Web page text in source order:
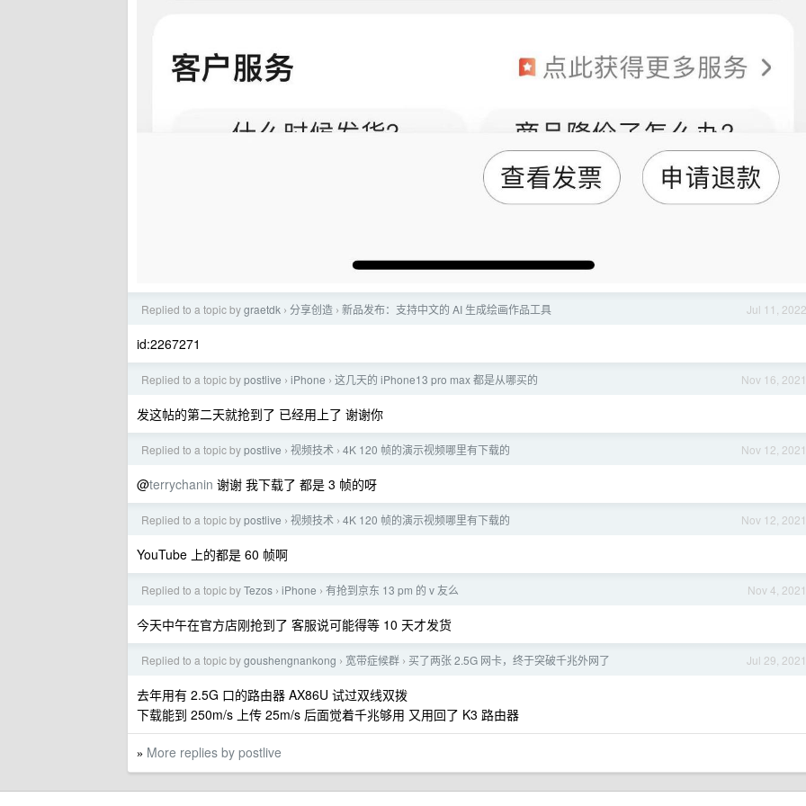
Jul 11, 2022
Replied to a topic bygraetdk › 分享创造 › 新品发布：支持中文的 AI 生成绘画作品工具
id:2267271
Nov 16, 2021
Replied to a topic bypostlive › iPhone › 这几天的 iPhone13 pro max 都是从哪买的
发这帖的第二天就抢到了 已经用上了 谢谢你
Nov 12, 2021
Replied to a topic bypostlive › 视频技术 › 4K 120 帧的演示视频哪里有下载的
@terrychanin 谢谢 我下载了 都是 3 帧的呀
Nov 12, 2021
Replied to a topic bypostlive › 视频技术 › 4K 120 帧的演示视频哪里有下载的
YouTube 上的都是 60 帧啊
Nov 4, 2021
Replied to a topic byTezos › iPhone › 有抢到京东 13 pm 的 v 友么
今天中午在官方店刚抢到了 客服说可能得等 10 天才发货
Jul 29, 2021
Replied to a topic bygoushengnankong › 宽带症候群 › 买了两张 2.5G 网卡，终于突破千兆外网了
去年用有 2.5G 口的路由器 AX86U 试过双线双拨
下载能到 250m/s 上传 25m/s 后面觉着千兆够用 又用回了 K3 路由器
» More replies by postlive